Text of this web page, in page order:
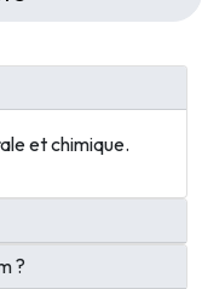
et chimique.
?